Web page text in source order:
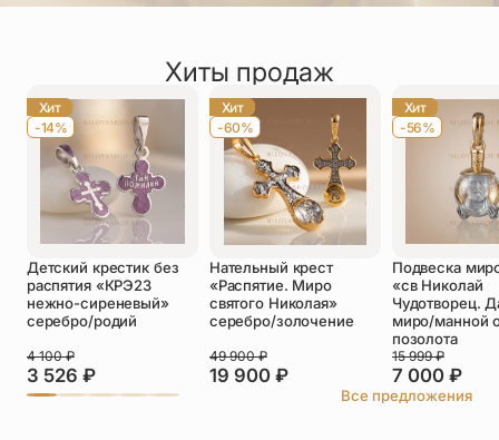
Хиты продаж
Хит
-14%
Детский крестик без
распятия «КРЭ23
нежно-сиреневый»
серебро/родий
3 526 ₽
4 100₽
Хит
-60%
Нательный крест
«Распятие. Миро
святого Николая»
серебро/золочение
19 900 ₽
49 900₽
Хит
-56%
Подвеска
«св Николай
Чудотворец.
миро/манной
позолота
7 000 ₽
15 999₽
Все предложения